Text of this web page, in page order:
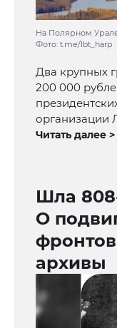
На Полярном
Фото: t.me/lbt_harp
Два крупных
200 000
организации
Читать далее >
Шла
О
архивы